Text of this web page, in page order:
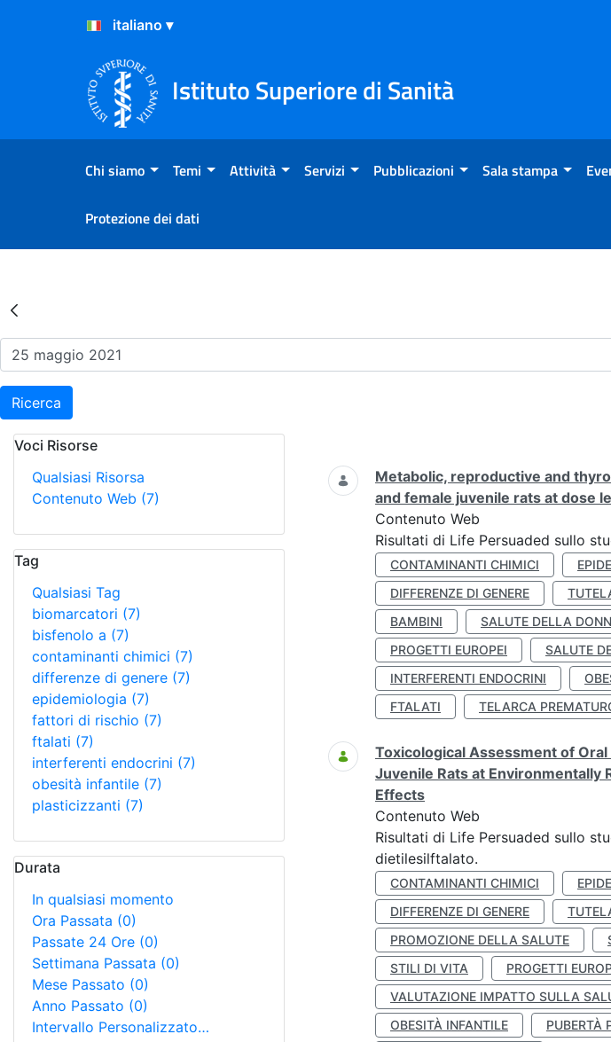
Salta al Contenuto
Salta al Footer
Istituto Superiore di Sanità
Chi siamo Temi Attività Servizi Pubblicazioni Sala stampa
Protezione dei dati
Risultati della Ricerca - Eventi
Ricerca
Voci Risorse
Qualsiasi Risorsa
Contenuto Web (7)
Tag
Qualsiasi Tag
biomarcatori (7)
bisfenolo a (7)
contaminanti chimici (7)
differenze di genere (7)
epidemiologia (7)
fattori di rischio (7)
ftalati (7)
interferenti endocrini (7)
obesità infantile (7)
plasticizzanti (7)
Durata
In qualsiasi momento
Ora Passata (0)
Passate 24 Ore (0)
Settimana Passata (0)
Mese Passato (0)
Anno Passato (0)
Intervallo Personalizzato…
Ricerca
Metabolic, reproductive and
and female juvenile rats at dose
Contenuto Web
Risultati di Life Persuaded sullo
CONTAMINANTI CHIMICI
DIFFERENZE DI GENERE
BAMBINI
SALUTE DELLA
PROGETTI EUROPEI
SALUTE
INTERFERENTI ENDOCRINI
FTALATI
TELARCA
Toxicological Assessment of
Juvenile Rats at Environmentally
Effects
Contenuto Web
Risultati di Life Persuaded sullo
dietilesilftalato.
CONTAMINANTI CHIMICI
DIFFERENZE DI GENERE
PROMOZIONE DELLA SALUTE
STILI DI VITA
PROGETTI
VALUTAZIONE IMPATTO SULLA
OBESITÀ INFANTILE
PUBERTÀ